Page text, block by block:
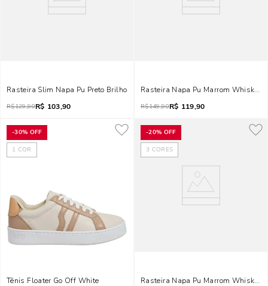
Rasteira Slim Napa Pu Preto Brilho
R$129,90R$ 103,90
Rasteira Napa Pu Marrom Whisky
R$149,90R$ 119,90
-30% OFF
1 COR
Tênis Floater Go Off White
-20% OFF
3 CORES
Rasteira Napa Pu Marrom Whisky